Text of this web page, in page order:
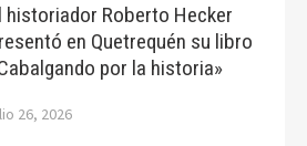
historiador Roberto Hecker
en Quetrequén su libro
por la historia»
26, 2026